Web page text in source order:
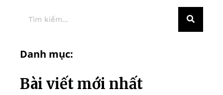
Danh mục:
Bài viết mới nhất